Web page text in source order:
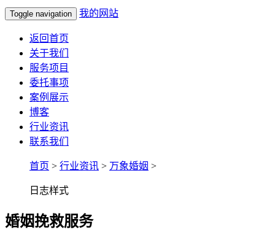
Toggle navigation 我的网站
返回首页
关于我们
服务项目
委托事项
案例展示
博客
行业资讯
联系我们
首页 > 行业资讯 > 万象婚姻 >
日志样式
婚姻挽救服务